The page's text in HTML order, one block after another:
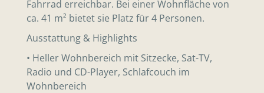
Fahrrad erreichbar. Bei einer Wohnfläche von
ca. 41 m² bietet sie Platz für 4 Personen.
Ausstattung & Highlights
• Heller Wohnbereich mit Sitzecke, Sat-TV,
Radio und CD-Player, Schlafcouch im
Wohnbereich